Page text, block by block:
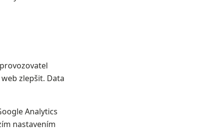
zlepšit. Data
Analytics
nastavením